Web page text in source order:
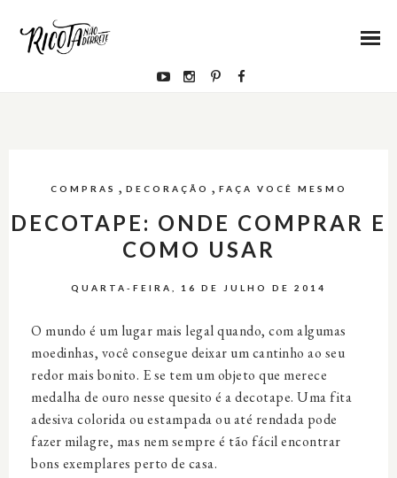
COMPRAS , DECORAÇÃO , FAÇA VOCÊ MESMO
DECOTAPE: ONDE COMPRAR E
COMO USAR
QUARTA-FEIRA, 16 DE JULHO DE 2014
O mundo é um lugar mais legal quando, com algumas
moedinhas, você consegue deixar um cantinho ao seu
redor mais bonito. E se tem um objeto que merece
medalha de ouro nesse quesito é a decotape. Uma fita
adesiva colorida ou estampada ou até rendada pode
fazer milagre, mas nem sempre é tão fácil encontrar
bons exemplares perto de casa.